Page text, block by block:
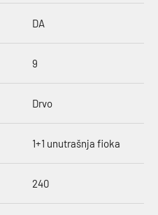
DA
9
Drvo
1+1 unutrašnja fioka
240